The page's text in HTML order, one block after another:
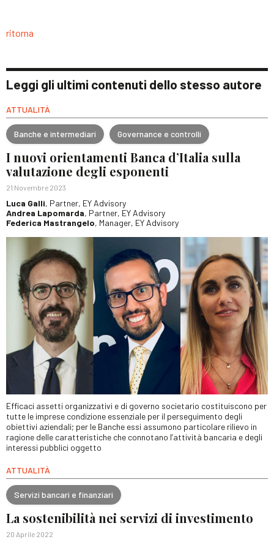
ritorna
Leggi gli ultimi contenuti dello stesso autore
ATTUALITÀ
Banche e intermediari Governance e controlli
I nuovi orientamenti Banca d’Italia sulla
valutazione degli esponenti
21 Novembre 2023
Luca Galli, Partner, EY Advisory
Andrea Lapomarda, Partner, EY Advisory
Federica Mastrangelo, Manager, EY Advisory
Efficaci assetti organizzativi e di governo societario costituiscono per
tutte le imprese condizione essenziale per il perseguimento degli
obiettivi aziendali; per le Banche essi assumono particolare rilievo in
ragione delle caratteristiche che connotano l’attività bancaria e degli
interessi pubblici oggetto
ATTUALITÀ
Servizi bancari e finanziari
La sostenibilità nei servizi di investimento
20 Aprile 2022